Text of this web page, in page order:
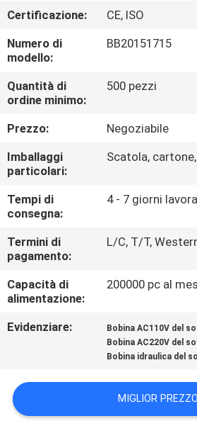
VISITA
ALLA
FABBRICA
CONTROLLO
DELLA
QUALITÀ
CONTATTACI
CHIEDI UN
PREVENTIVO
NEWS
MAPPA
DEL
Certificazione:
CE, ISO
Numero di
modello:
BB20151715
Quantità di
ordine minimo:
500 pezzi
Prezzo:
Negoziabile
Imballaggi
particolari:
Scatola,
Tempi di
consegna:
4 - 7 giorni
Termini di
pagamento:
L/C, T/T,
Capacità di
alimentazione:
200000 pc al
Evidenziare: Bobina AC110V del
Bobina AC220V del
Bobina idraulica del
MIGLIOR PREZZO